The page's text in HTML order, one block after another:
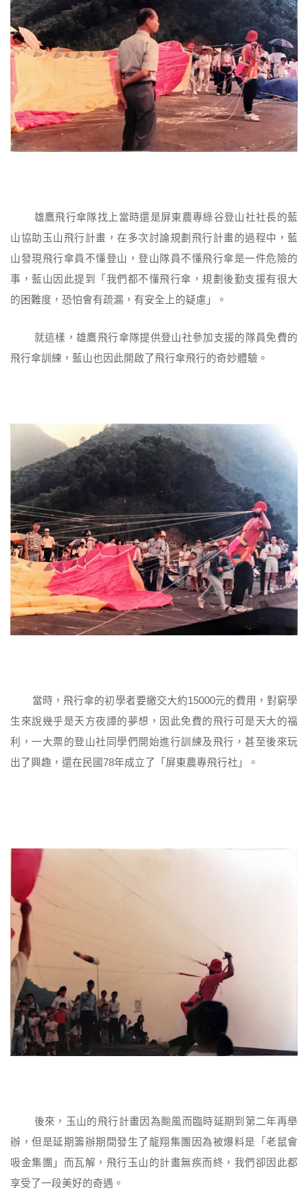
雄鷹飛行傘隊找上當時還是屏東農專綠谷登山社社長的藍
山協助玉山飛行計畫，在多次討論規劃飛行計畫的過程中，藍
山發現飛行傘員不懂登山，登山隊員不懂飛行傘是一件危險的
事，藍山因此提到「我們都不懂飛行傘，規劃後勤支援有很大
的困難度，恐怕會有疏漏，有安全上的疑慮」。
就這樣，雄鷹飛行傘隊提供登山社參加支援的隊員免費的
飛行傘訓練，藍山也因此開啟了飛行傘飛行的奇妙體驗。
當時，飛行傘的初學者要繳交大約15000元的費用，對窮學
生來說幾乎是天方夜譚的夢想，因此免費的飛行可是天大的福
利，一大票的登山社同學們開始進行訓練及飛行，甚至後來玩
出了興趣，還在民國78年成立了「屏東農專飛行社」。
後來，玉山的飛行計畫因為颱風而臨時延期到第二年再舉
辦，但是延期籌辦期間發生了龍翔集團因為被爆料是「老鼠會
吸金集團」而瓦解，飛行玉山的計畫無疾而終，我們卻因此都
享受了一段美好的奇遇。